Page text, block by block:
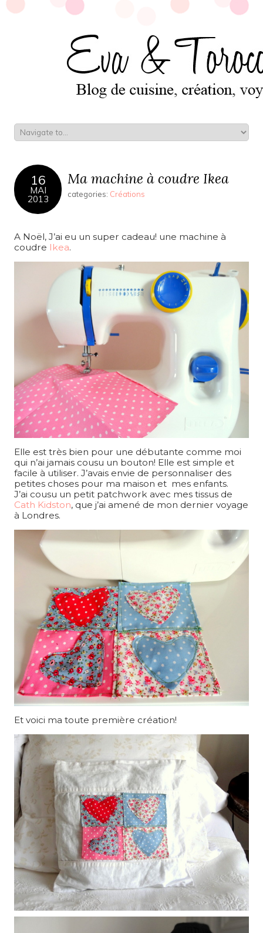
16
MAI
2013
Ma machine à coudre Ikea
categories: Créations
A Noël, J’ai eu un super cadeau! une machine à
coudre Ikea.
Elle est très bien pour une débutante comme moi
qui n’ai jamais cousu un bouton! Elle est simple et
facile à utiliser. J’avais envie de personnaliser des
petites choses pour ma maison et mes enfants.
J’ai cousu un petit patchwork avec mes tissus de
Cath Kidston, que j’ai amené de mon dernier voyage
à Londres.
Et voici ma toute première création!